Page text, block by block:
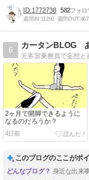
1772738 582
週間IN:11290 週間OUT:
6
カータンBLOG
2ヶ月で開脚できるように
なるのだろうか？
4日前
このブログのここがポ
身近な出来